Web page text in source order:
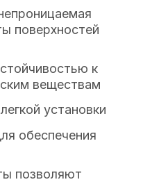
поверхностей
к
веществам
установки
обеспечения
позволяют